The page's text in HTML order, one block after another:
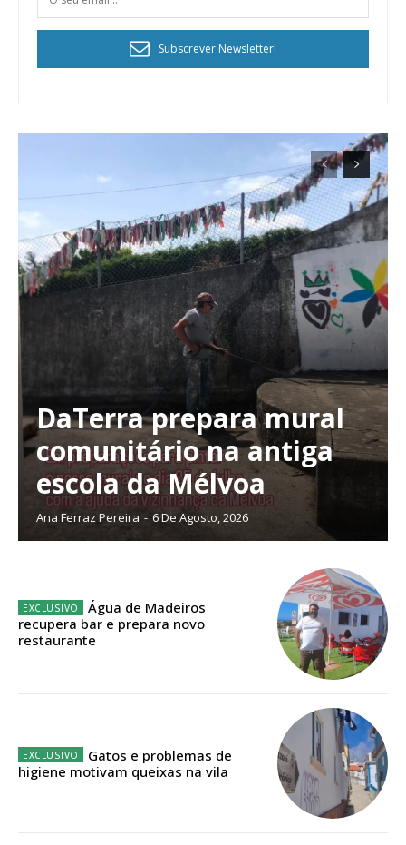
Planos de Assinatura
Sendo assinante terá acesso a todos os conteúdos exclusivos e versões
Escolha o plano de assinatura desejado:
ASSINATURA
IMPRESSA
Subscrever Newsletter!
DaTerra prepara mural
comunitário na antiga
escola da Mélvoa
Ana Ferraz Pereira - 6 De Agosto, 2026
Água de Madeiros
recupera bar e prepara novo
restaurante
Gatos e problemas de
higiene motivam queixas na vila